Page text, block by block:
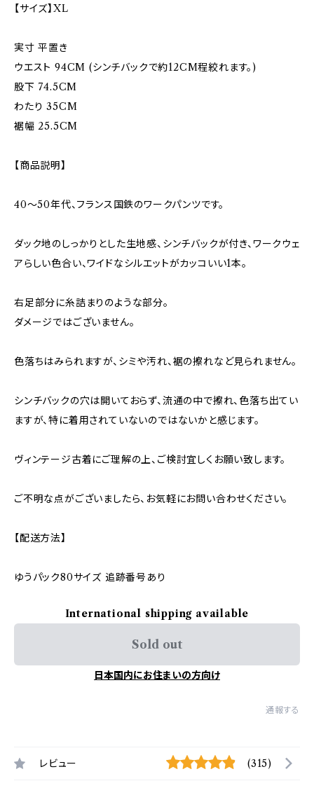
【サイズ】XL
実寸 平置き
ウエスト 94CM (シンチバックで約12CM程絞れます。)
股下 74.5CM
わたり 35CM
裾幅 25.5CM
【商品説明】
40〜50年代、フランス国鉄のワークパンツです。
ダック地のしっかりとした生地感、シンチバックが付き、ワークウェ
アらしい色合い、ワイドなシルエットがカッコいい1本。
右足部分に糸詰まりのような部分。
ダメージではございません。
色落ちはみられますが、シミや汚れ、裾の擦れなど見られません。
シンチバックの穴は開いておらず、流通の中で擦れ、色落ち出てい
ますが、特に着用されていないのではないかと感じます。
ヴィンテージ古着にご理解の上、ご検討宜しくお願い致します。
ご不明な点がございましたら、お気軽にお問い合わせください。
【配送方法】
ゆうパック80サイズ 追跡番号あり
International shipping available
Sold out
日本国内にお住まいの方向け
通報する
レビュー (315)